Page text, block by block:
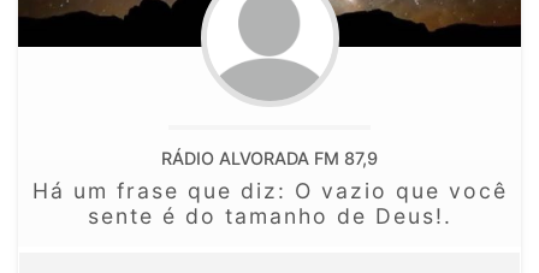
RÁDIO ALVORADA FM 87,9
Há um frase que diz: O vazio que você
sente é do tamanho de Deus!.